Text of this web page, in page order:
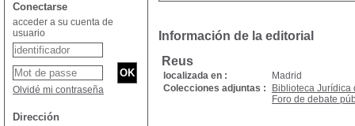
Información de la editorial
Reus
localizada en :
Madrid
Colecciones adjuntas :
Biblioteca Jurídica
Foro de debate
Conectarse
acceder a su cuenta de
usuario
Olvidé mi contraseña
Dirección